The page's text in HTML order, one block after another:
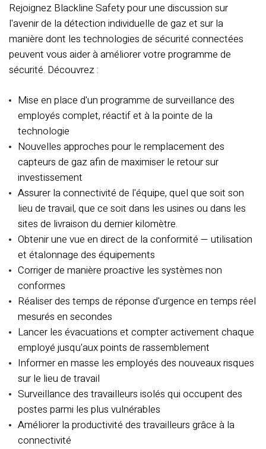
Rejoignez Blackline Safety pour une discussion sur
l'avenir de la détection individuelle de gaz et sur la
manière dont les technologies de sécurité connectées
peuvent vous aider à améliorer votre programme de
sécurité. Découvrez :
Mise en place d'un programme de surveillance des
employés complet, réactif et à la pointe de la
technologie
Nouvelles approches pour le remplacement des
capteurs de gaz afin de maximiser le retour sur
investissement
Assurer la connectivité de l'équipe, quel que soit son
lieu de travail, que ce soit dans les usines ou dans les
sites de livraison du dernier kilomètre.
Obtenir une vue en direct de la conformité — utilisation
et étalonnage des équipements
Corriger de manière proactive les systèmes non
conformes
Réaliser des temps de réponse d'urgence en temps réel
mesurés en secondes
Lancer les évacuations et compter activement chaque
employé jusqu'aux points de rassemblement
Informer en masse les employés des nouveaux risques
sur le lieu de travail
Surveillance des travailleurs isolés qui occupent des
postes parmi les plus vulnérables
Améliorer la productivité des travailleurs grâce à la
connectivité